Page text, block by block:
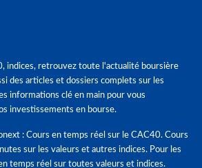
indices, retrouvez toute l'actualité boursière
des articles et dossiers complets sur les
informations clé en main pour vous
investissements en bourse.
: Cours en temps réel sur le CAC40. Cours
sur les valeurs et autres indices. Pour les
temps réel sur toutes valeurs et indices.